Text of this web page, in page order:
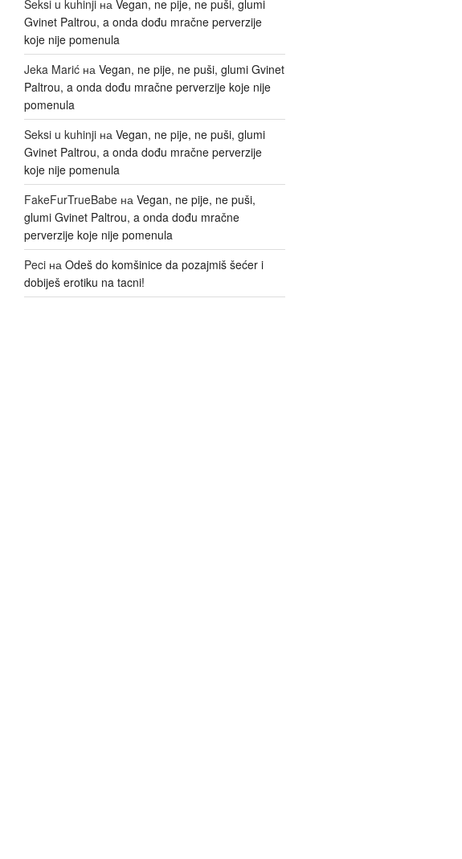
Seksi u kuhinjiна Vegan, ne pije, ne puši, glumi
Gvinet Paltrou, a onda dođu mračne perverzije
koje nije pomenula
Jeka Marićна Vegan, ne pije, ne puši, glumi Gvinet
Paltrou, a onda dođu mračne perverzije koje nije
pomenula
Seksi u kuhinjiна Vegan, ne pije, ne puši, glumi
Gvinet Paltrou, a onda dođu mračne perverzije
koje nije pomenula
FakeFurTrueBabeна Vegan, ne pije, ne puši,
glumi Gvinet Paltrou, a onda dođu mračne
perverzije koje nije pomenula
Peciна Odeš do komšinice da pozajmiš šećer i
dobiješ erotiku na tacni!